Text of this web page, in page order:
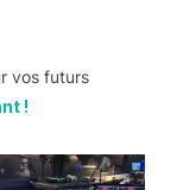
vos futurs
!